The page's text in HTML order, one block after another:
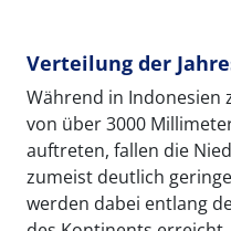
Verteilung der
Während in Indonesien
von über 3000
auftreten, fallen die
zumeist deutlich
werden dabei entlang